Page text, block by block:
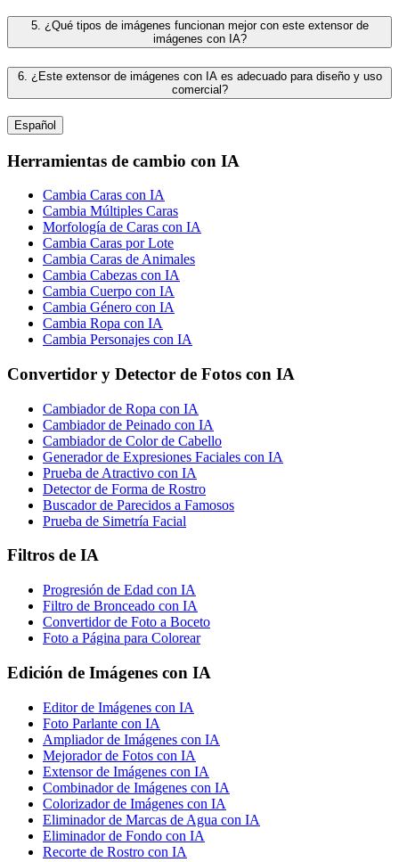
5. ¿Qué tipos de imágenes funcionan mejor con este extensor de
imágenes con IA?
6. ¿Este extensor de imágenes con IA es adecuado para diseño y uso
comercial?
Español
Herramientas de cambio con IA
Cambia Caras con IA
Cambia Múltiples Caras
Morfología de Caras con IA
Cambia Caras por Lote
Cambia Caras de Animales
Cambia Cabezas con IA
Cambia Cuerpo con IA
Cambia Género con IA
Cambia Ropa con IA
Cambia Personajes con IA
Convertidor y Detector de Fotos con IA
Cambiador de Ropa con IA
Cambiador de Peinado con IA
Cambiador de Color de Cabello
Generador de Expresiones Faciales con IA
Prueba de Atractivo con IA
Detector de Forma de Rostro
Buscador de Parecidos a Famosos
Prueba de Simetría Facial
Filtros de IA
Progresión de Edad con IA
Filtro de Bronceado con IA
Convertidor de Foto a Boceto
Foto a Página para Colorear
Edición de Imágenes con IA
Editor de Imágenes con IA
Foto Parlante con IA
Ampliador de Imágenes con IA
Mejorador de Fotos con IA
Extensor de Imágenes con IA
Combinador de Imágenes con IA
Colorizador de Imágenes con IA
Eliminador de Marcas de Agua con IA
Eliminador de Fondo con IA
Recorte de Rostro con IA